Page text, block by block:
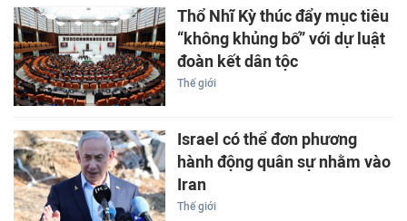
Thổ Nhĩ Kỳ thúc đẩy mục tiêu
“không khủng bố” với dự luật
đoàn kết dân tộc
Thế giới
Israel có thể đơn phương
hành động quân sự nhằm vào
Iran
Thế giới